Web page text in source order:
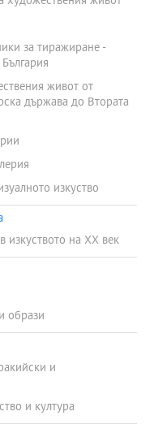
за тиражиране -
живот от
държава до Втората
изкуство
изкуството на XX век
образи
и
и култура